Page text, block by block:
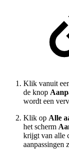
Klik vanuit
de knop
wordt een
Klik op Alle
het scherm
krijgt van alle
aanpassingen